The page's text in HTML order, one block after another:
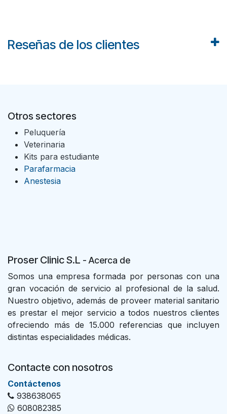
Reseñas de los clientes
Otros sectores
Peluquería
Veterinaria
Kits para estudiante
Parafarmacia
Anestesia
Proser Clinic S.L - Acerca de
Somos una empresa formada por personas con una
gran vocación de servicio al profesional de la salud.
Nuestro objetivo, además de proveer material sanitario
es prestar el mejor servicio a todos nuestros clientes
ofreciendo más de 15.000 referencias que incluyen
distintas especialidades médicas.
Contacte con nosotros
Con​tác​tenos
938638065
608082385